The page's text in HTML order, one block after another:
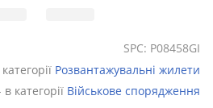
SPC: P08458GI
Розвантажувальні жилети
в категорії Військове спорядження